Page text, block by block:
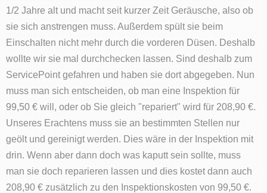
1/2 Jahre alt und macht seit kurzer Zeit Geräusche, also ob
sie sich anstrengen muss. Außerdem spült sie beim
Einschalten nicht mehr durch die vorderen Düsen. Deshalb
wollte wir sie mal durchchecken lassen. Sind deshalb zum
ServicePoint gefahren und haben sie dort abgegeben. Nun
muss man sich entscheiden, ob man eine Inspektion für
99,50 € will, oder ob Sie gleich "repariert" wird für 208,90 €.
Unseres Erachtens muss sie an bestimmten Stellen nur
geölt und gereinigt werden. Dies wäre in der Inspektion mit
drin. Wenn aber dann doch was kaputt sein sollte, muss
man sie doch reparieren lassen und dies kostet dann auch
208,90 € zusätzlich zu den Inspektionskosten von 99,50 €.